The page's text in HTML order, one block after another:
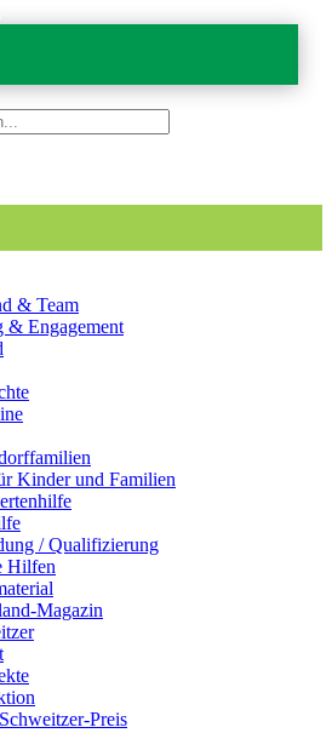
& Team
& Engagement
Kinder und Familien
/ Qualifizierung
Hilfen
Magazin
Preis